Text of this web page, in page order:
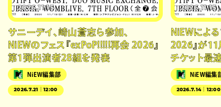
2026.11.15
サニーデイ、崎山蒼志ら参加、
NiEWのフェス『exPoP!!!!!再会 2026』
第1弾出演者28組を発表
NiEW編集部
2026.7.21｜12:00
2026.11.15
NiEWによ
2026』が
チケット最
NiEW編集
2026.7.14｜12:00